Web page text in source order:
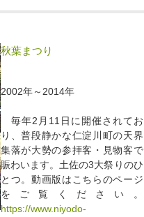
秋葉まつり
2002年～2014年
毎年2月11日に開催されてお
り、普段静かな仁淀川町の天界
集落が大勢の参拝客・見物客で
賑わいます。土佐の3大祭りのひ
とつ。動画版はこちらのページ
をご覧ください。
https://www.niyodo-